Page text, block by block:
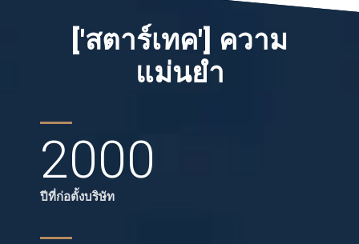
['สตาร์เทค'] ความ
แม่นยำ
2000
ปีที่ก่อตั้งบริษัท